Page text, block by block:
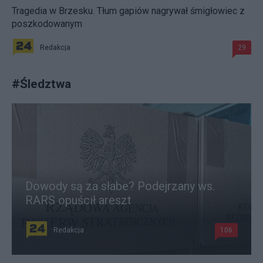
Tragedia w Brzesku. Tłum gapiów nagrywał śmigłowiec z
poszkodowanym
Redakcja 29
#Śledztwa
Dowody są za słabe? Podejrzany ws.
RARS opuścił areszt
Redakcja 106